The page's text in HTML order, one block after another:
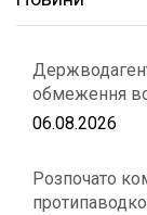
обмеження
06.08.2026
Розпочато